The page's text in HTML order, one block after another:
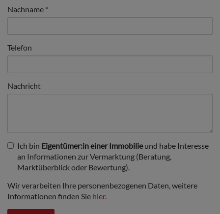
Nachname
Telefon
Nachricht
Ich bin Eigentümer:in einer Immobilieund habe Interesse
an Informationen zur Vermarktung (Beratung,
Marktüberblick oder Bewertung).
Wir verarbeiten Ihre personenbezogenen Daten, weitere
Informationen finden Sie hier.